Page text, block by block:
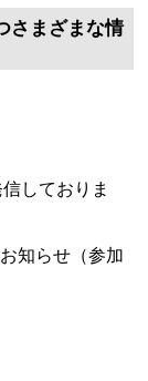
さまざまな情
しておりま
知らせ（参加